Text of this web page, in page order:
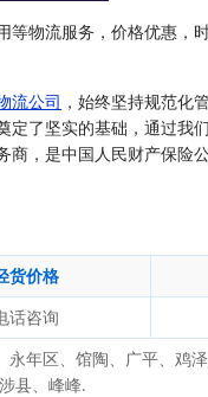
物流服务，价格优惠，
流公司 ，始终坚持规范化
了坚实的基础，通过我
，是中国人民财产保险
货价格
话咨询
年区、馆陶、广平、鸡
县、峰峰.